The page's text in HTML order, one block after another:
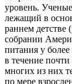
уровень.
лежащий в
раннем детстве
собрании
питания у
в течение
многих из них
по мере